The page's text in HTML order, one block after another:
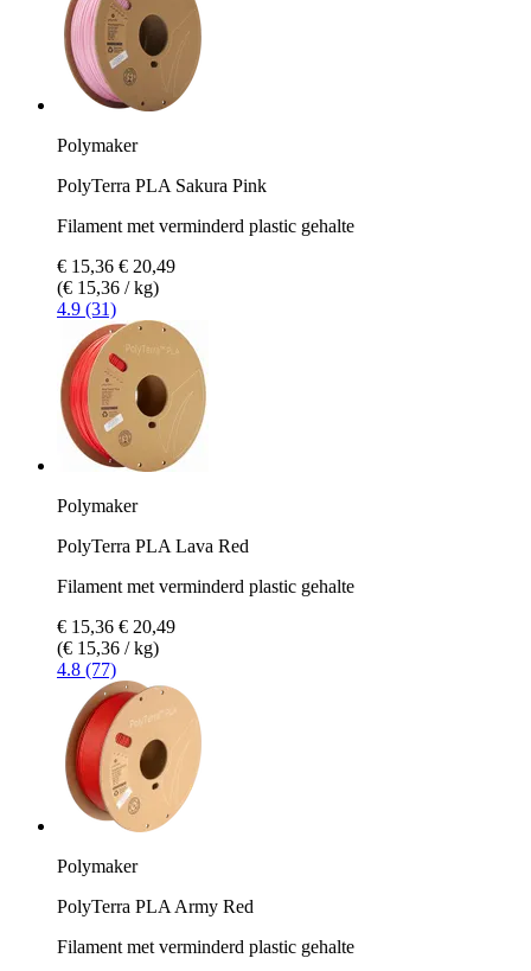
Polymaker
PolyTerra PLA Sakura Pink
Filament met verminderd plastic gehalte
€ 15,36 € 20,49
(€ 15,36 / kg)
4.9 (31)
Polymaker
PolyTerra PLA Lava Red
Filament met verminderd plastic gehalte
€ 15,36 € 20,49
(€ 15,36 / kg)
4.8 (77)
Polymaker
PolyTerra PLA Army Red
Filament met verminderd plastic gehalte